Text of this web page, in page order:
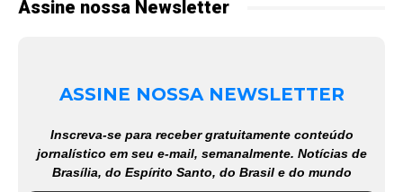
Assine nossa Newsletter
ASSINE NOSSA NEWSLETTER
Inscreva-se para receber gratuitamente conteúdo
jornalístico em seu e-mail, semanalmente. Notícias de
Brasília, do Espírito Santo, do Brasil e do mundo